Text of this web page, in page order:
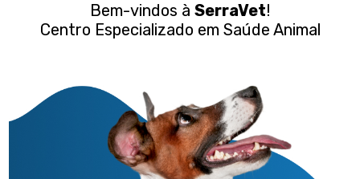
Bem-vindos à SerraVet!
Centro Especializado em Saúde Animal